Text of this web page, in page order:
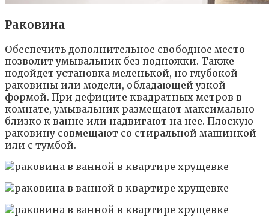
Раковина
Обеспечить дополнительное свободное место
позволит умывальник без подножки. Также
подойдет установка меленькой, но глубокой
раковины или модели, обладающей узкой
формой. При дефиците квадратных метров в
комнате, умывальник размещают максимально
близко к ванне или надвигают на нее. Плоскую
раковину совмещают со стиральной машинкой
или с тумбой.